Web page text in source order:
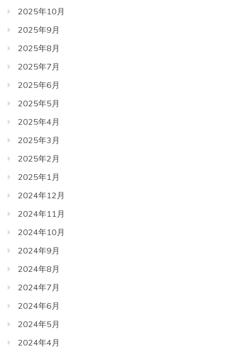
2025年10月
2025年9月
2025年8月
2025年7月
2025年6月
2025年5月
2025年4月
2025年3月
2025年2月
2025年1月
2024年12月
2024年11月
2024年10月
2024年9月
2024年8月
2024年7月
2024年6月
2024年5月
2024年4月